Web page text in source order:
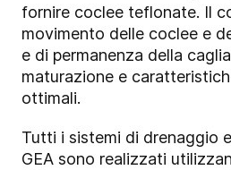
fornire coclee teflonate. Il
movimento delle coclee e
e di permanenza della
maturazione e
ottimali.
Tutti i sistemi di drenaggio
GEA sono realizzati